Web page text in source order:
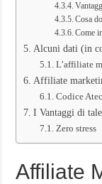
Cosa
Come
Alcuni dati (in
L’affiliate
Affiliate
Codice
I Vantaggi di
Zero stress
Affiliate